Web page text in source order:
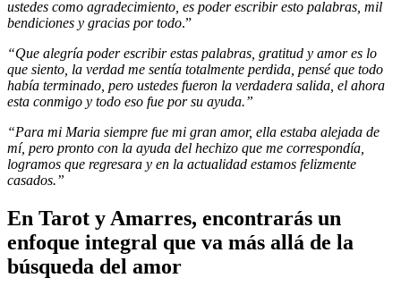
ustedes como agradecimiento, es poder escribir esto palabras, mil
bendiciones y gracias por todo.”
“Que alegría poder escribir estas palabras, gratitud y amor es lo
que siento, la verdad me sentía totalmente perdida, pensé que todo
había terminado, pero ustedes fueron la verdadera salida, el ahora
esta conmigo y todo eso fue por su ayuda.”
“Para mi Maria siempre fue mi gran amor, ella estaba alejada de
mí, pero pronto con la ayuda del hechizo que me correspondía,
logramos que regresara y en la actualidad estamos felizmente
casados.”​
En Tarot y Amarres, encontrarás un
enfoque integral que va más allá de la
búsqueda del amor